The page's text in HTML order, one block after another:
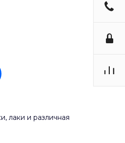
лаки и различная